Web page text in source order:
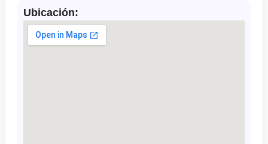
Ubicación: